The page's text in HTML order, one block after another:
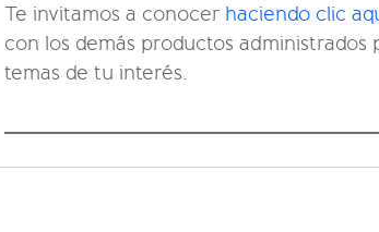
Te invitamos a conocer haciendo clic
con los demás productos administrados
temas de tu interés.